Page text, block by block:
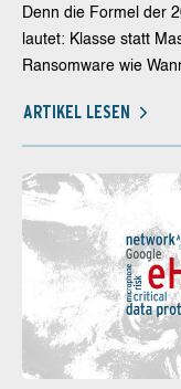
Denn die Formel der
lautet: Klasse statt
Ransomware wie
ARTIKEL LESEN